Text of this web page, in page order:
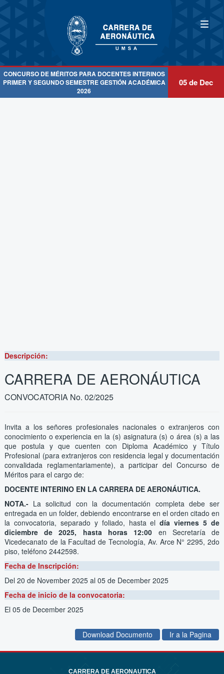
CONCURSO DE MÉRITOS PARA DOCENTES INTERINOS
PRIMER Y SEGUNDO SEMESTRE GESTIÓN ACADÉMICA
2026
05 de Dec
Descripción:
CARRERA DE AERONÁUTICA
CONVOCATORIA No. 02/2025
Invita a los señores profesionales nacionales o extranjeros con
conocimiento o experiencia en la (s) asignatura (s) o área (s) a las
que postula y que cuenten con Diploma Académico y Título
Profesional (para extranjeros con residencia legal y documentación
convalidada reglamentariamente), a participar del Concurso de
Méritos para el cargo de:
DOCENTE INTERINO EN LA CARRERA DE AERONÁUTICA.
NOTA.- La solicitud con la documentación completa debe ser
entregada en un folder, debiendo encontrarse en el orden citado en
la convocatoria, separado y foliado, hasta el día viernes 5 de
diciembre de 2025, hasta horas 12:00 en Secretaría de
Vicedecanato de la Facultad de Tecnología, Av. Arce N° 2295, 2do
piso, teléfono 2442598.
Fecha de Inscripción:
Del 20 de November 2025 al 05 de December 2025
Fecha de inicio de la convocatoria:
El 05 de December 2025
Download Documento Ir a la Pagina
CARRERA DE AERONAUTICA